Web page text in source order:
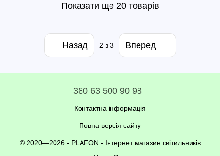
Показати ще 20 товарів
Назад 2 з 3 Вперед
380 63 500 90 98
Контактна інформація
Повна версія сайту
© 2020—2026 - PLAFON - Інтернет магазин світильників